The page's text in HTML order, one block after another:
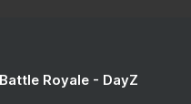
Royale - DayZ